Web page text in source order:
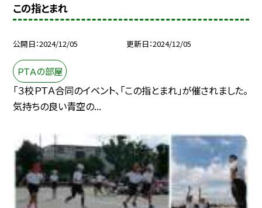
この指とまれ
公開日 2024/12/05 更新日 2024/12/05
ＰＴＡの部屋
「３校ＰＴＡ合同のイベント、「この指とまれ」が催されました。
気持ちの良い青空の...